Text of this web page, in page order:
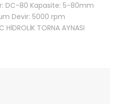
DC-80 Kapasite: 5-80mm
Devir: 5000 rpm
HİDROLİK TORNA AYNASI